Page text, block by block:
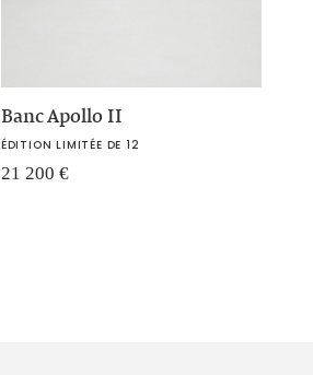
Banc Apollo II
ÉDITION LIMITÉE DE 12
21 200 €